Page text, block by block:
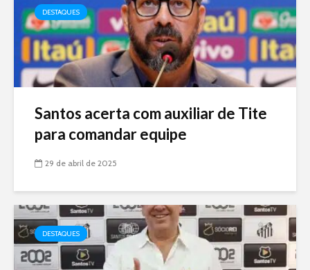
DESTAQUES
Santos acerta com auxiliar de Tite
para comandar equipe
29 de abril de 2025
DESTAQUES